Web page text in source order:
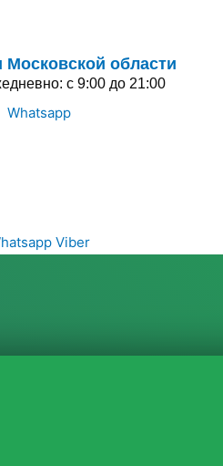
области
с 9:00 до 21:00
Whatsapp
Viber